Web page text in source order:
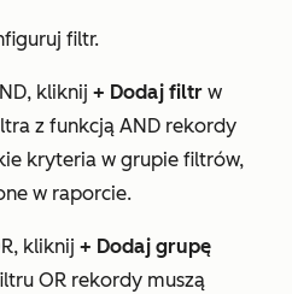
filtr.
kliknij + Dodaj filtr w
z funkcją AND rekordy
kryteria w grupie filtrów,
w raporcie.
kliknij + Dodaj grupę
OR rekordy muszą